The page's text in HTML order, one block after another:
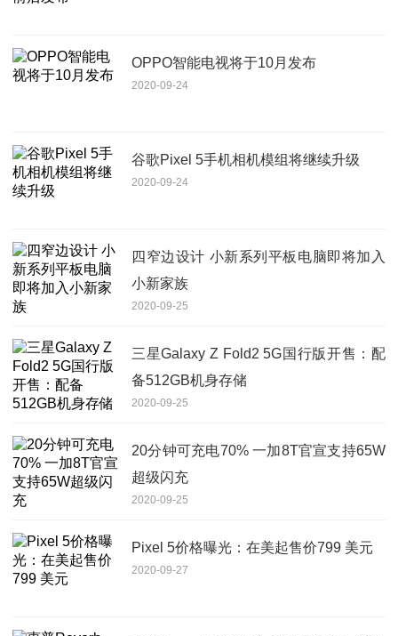
OPPO智能电视将于10月发布
2020-09-24
谷歌Pixel 5手机相机模组将继续升级
2020-09-24
四窄边设计 小新系列平板电脑即将加入
小新家族
2020-09-25
三星Galaxy Z Fold2 5G国行版开售：配
备512GB机身存储
2020-09-25
20分钟可充电70% 一加8T官宣支持65W
超级闪充
2020-09-25
Pixel 5价格曝光：在美起售价799 美元
2020-09-27